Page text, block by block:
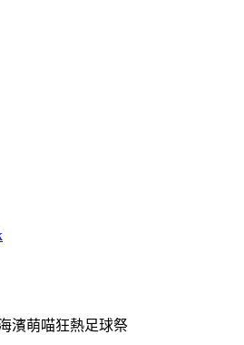
濱萌喵狂熱足球祭